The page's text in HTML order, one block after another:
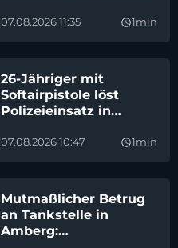
07.08.2026 11:35 query_builder1min
26-Jähriger mit
Softairpistole löst
Polizeieinsatz in
07.08.2026 10:47 query_builder1min
Mutmaßlicher Betrug
an Tankstelle in
Amberg: